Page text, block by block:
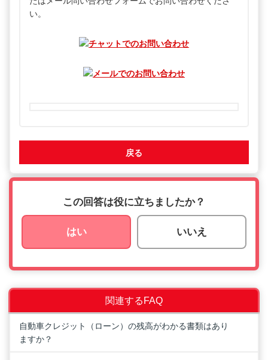
い。
戻る
この回答は役に立ちましたか？
はい いいえ
関連するFAQ
自動車クレジット（ローン）の残高がわかる書類はあり
ますか？